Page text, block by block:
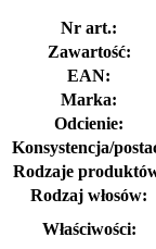
Nr art.:
Zawartość:
EAN:
Marka:
Odcienie:
Konsystencja/
Rodzaje
Rodzaj włosów:
Właściwości: